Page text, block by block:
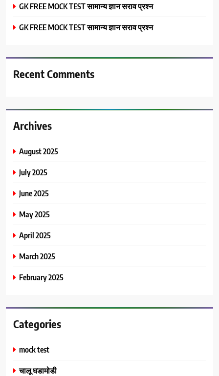
GK FREE MOCK TEST सामान्य ज्ञान सराव प्रश्न
GK FREE MOCK TEST सामान्य ज्ञान सराव प्रश्न
Recent Comments
Archives
August 2025
July 2025
June 2025
May 2025
April 2025
March 2025
February 2025
Categories
mock test
चालू घडामोडी